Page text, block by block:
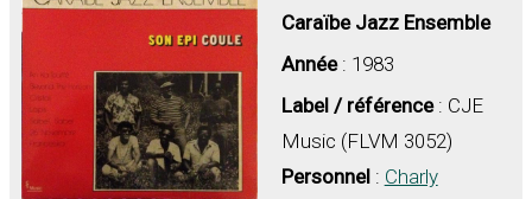
Caraïbe Jazz Ensemble
Année: 1983
Label / référence: CJE
Music (FLVM 3052)
Personnel : Charly